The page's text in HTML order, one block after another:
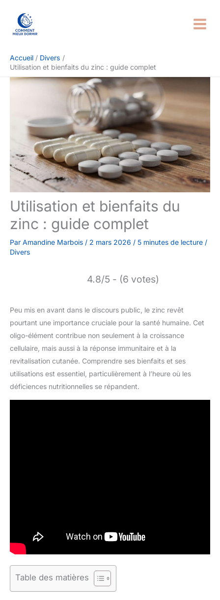
contenu
Accueil
Divers
Utilisation et bienfaits du zinc : guide complet
Utilisation et bienfaits du
zinc : guide complet
Par Amandine Marbois / 2 mars 2026 / 5 minutes de lecture /
Divers
4.8/5 - (6 votes)
Peu mis en avant dans le discours public, le zinc revêt
pourtant une importance cruciale pour la santé humaine. Cet
oligo-élément contribue non seulement à la croissance
cellulaire, mais aussi à la réponse immunitaire et à la
revitalisation cutanée. Comprendre ses bienfaits et ses
utilisations est essentiel, particulièrement à l’heure où les
déficiences nutritionnelles se répandent.
Table des matières